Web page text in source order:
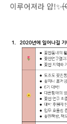
이루어져라 얍!✨(